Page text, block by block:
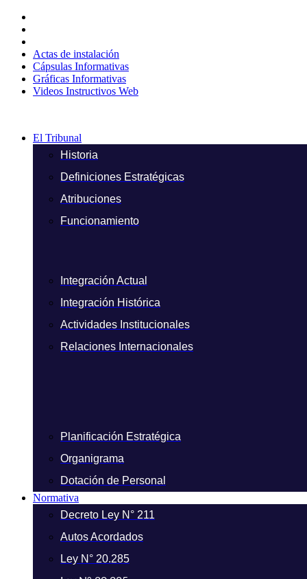
contenido
Actas de instalación
Cápsulas Informativas
Gráficas Informativas
Videos Instructivos Web
El Tribunal
Historia
Definiciones Estratégicas
Atribuciones
Funcionamiento
Integración Actual
Integración Histórica
Actividades Institucionales
Relaciones Internacionales
Planificación Estratégica
Organigrama
Dotación de Personal
Normativa
Decreto Ley N° 211
Autos Acordados
Ley N° 20.285